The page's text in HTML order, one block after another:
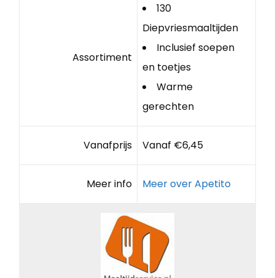
Assortiment
130
Diepvriesmaaltijden
Inclusief soepen
en toetjes
Warme
gerechten
Vanafprijs Vanaf €6,45
Meer info Meer over Apetito